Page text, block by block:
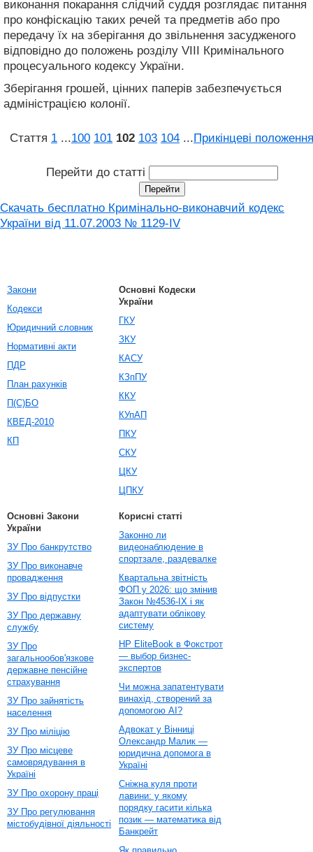
виконання покарання слідчий суддя розглядає питання
про конфіскацію таких речей та предметів або про
передачу їх на зберігання до звільнення засудженого
відповідно до положень розділу VIII Кримінального
процесуального кодексу України.
Зберігання грошей, цінних паперів забезпечується
адміністрацією колонії.
Стаття 1 ...100 101 102 103 104 ...Прикінцеві положення
Перейти до статті
Скачать бесплатно Кримінально-виконавчий кодекс
України від 11.07.2003 № 1129-IV
Закони
Кодекси
Юридичний словник
Нормативні акти
ПДР
План рахунків
П(С)БО
КВЕД-2010
КП
Основні Кодески
України
ГКУ
ЗКУ
КАСУ
КЗпПУ
ККУ
КУпАП
ПКУ
СКУ
ЦКУ
ЦПКУ
Основні Закони
України
ЗУ Про банкрутство
ЗУ Про виконавче
провадження
ЗУ Про відпустки
ЗУ Про державну
службу
ЗУ Про
загальнообов'язкове
державне пенсійне
страхування
ЗУ Про зайнятість
населення
ЗУ Про міліцію
ЗУ Про місцеве
самоврядування в
Україні
ЗУ Про охорону праці
ЗУ Про регулювання
містобудівної діяльності
Корисні статті
Законно ли
видеонаблюдение в
спортзале, раздевалке
Квартальна звітність
ФОП у 2026: що змінив
Закон №4536-IX і як
адаптувати облікову
систему
HP EliteBook в Фокстрот
— выбор бизнес-
экспертов
Чи можна запатентувати
винахід, створений за
допомогою AI?
Адвокат у Вінниці
Олександр Малик —
юридична допомога в
Україні
Сніжна куля проти
лавини: у якому
порядку гасити кілька
позик — математика від
Банкрейт